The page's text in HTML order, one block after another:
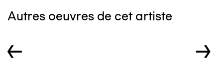
Autres oeuvres de cet artiste
← →